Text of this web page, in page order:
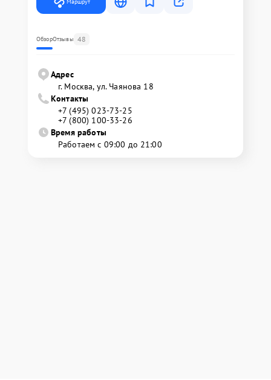
ОбзорОтзывы 48
Адрес
г. Москва, ул. Чаянова 18
Контакты
+7 (495) 023-73-25
+7 (800) 100-33-26
Время работы
Работаем с 09:00 до 21:00